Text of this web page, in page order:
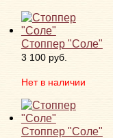
Стоппер "Соле"
3 100 руб.
Нет в наличии
Стоппер "Соле"